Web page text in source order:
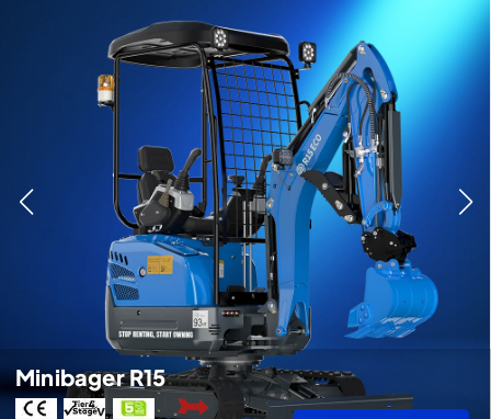
Minibager R15